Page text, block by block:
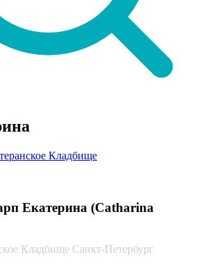
Кладбище
Екатерина (Catharina
Кладбище Санкт-Петербург